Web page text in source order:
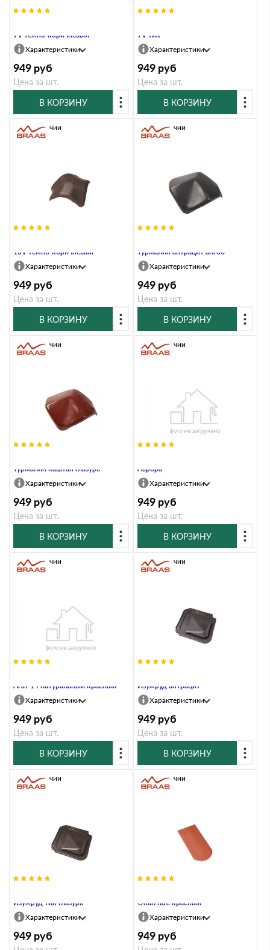
9V темно-коричневый
Характеристики
949 руб
Цена за шт.
В КОРЗИНУ
9V тик
Характеристики
949 руб
Цена за шт.
В КОРЗИНУ
13V темно-коричневый
В наличии
Характеристики
949 руб
Цена за шт.
В КОРЗИНУ
Турмалин антрацит ангоб
В наличии
Характеристики
949 руб
Цена за шт.
В КОРЗИНУ
Турмалин каштан глазурь
В наличии
Характеристики
949 руб
Цена за шт.
В КОРЗИНУ
Аврора
В наличии
Характеристики
949 руб
Цена за шт.
В КОРЗИНУ
Агат 14 натуральный красный
В наличии
Характеристики
949 руб
Цена за шт.
В КОРЗИНУ
Изумруд антрацит
В наличии
Характеристики
949 руб
Цена за шт.
В КОРЗИНУ
Изумруд тик глазурь
В наличии
Характеристики
949 руб
Опал нат. красный
В наличии
Характеристики
949 руб